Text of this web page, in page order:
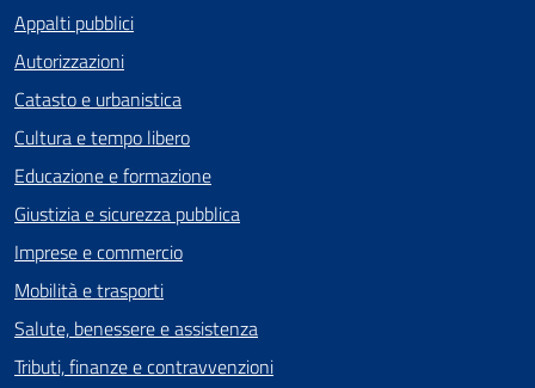
Appalti pubblici
Autorizzazioni
Catasto e urbanistica
Cultura e tempo libero
Educazione e formazione
Giustizia e sicurezza pubblica
Imprese e commercio
Mobilità e trasporti
Salute, benessere e assistenza
Tributi, finanze e contravvenzioni